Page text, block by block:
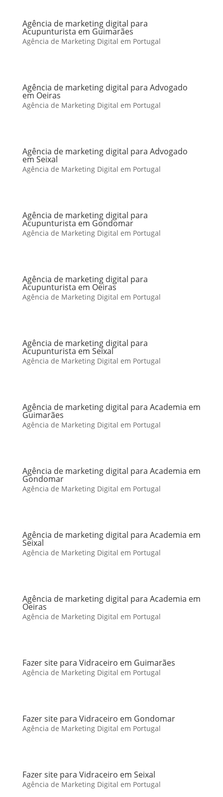
Agência de marketing digital para
Acupunturista em Guimarães
Agência de Marketing Digital em Portugal
Agência de marketing digital para Advogado
em Oeiras
Agência de Marketing Digital em Portugal
Agência de marketing digital para Advogado
em Seixal
Agência de Marketing Digital em Portugal
Agência de marketing digital para
Acupunturista em Gondomar
Agência de Marketing Digital em Portugal
Agência de marketing digital para
Acupunturista em Oeiras
Agência de Marketing Digital em Portugal
Agência de marketing digital para
Acupunturista em Seixal
Agência de Marketing Digital em Portugal
Agência de marketing digital para Academia em
Guimarães
Agência de Marketing Digital em Portugal
Agência de marketing digital para Academia em
Gondomar
Agência de Marketing Digital em Portugal
Agência de marketing digital para Academia em
Seixal
Agência de Marketing Digital em Portugal
Agência de marketing digital para Academia em
Oeiras
Agência de Marketing Digital em Portugal
Fazer site para Vidraceiro em Guimarães
Agência de Marketing Digital em Portugal
Fazer site para Vidraceiro em Gondomar
Agência de Marketing Digital em Portugal
Fazer site para Vidraceiro em Seixal
Agência de Marketing Digital em Portugal